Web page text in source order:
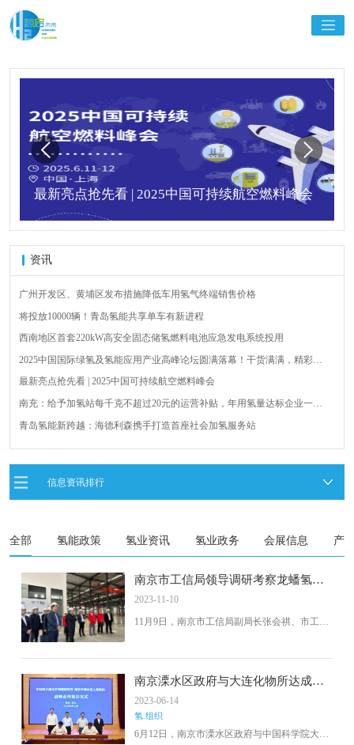
最新亮点抢先看 | 2025中国可持续航空燃料峰会
资讯
广州开发区、黄埔区发布措施降低车用氢气终端销售价格
将投放10000辆！青岛氢能共享单车有新进程
西南地区首套220kW高安全固态储氢燃料电池应急发电系统投用
2025中国国际绿氢及氢能应用产业高峰论坛圆满落幕！干货满满，精彩瞬
间不容错过！
最新亮点抢先看 | 2025中国可持续航空燃料峰会
南充：给予加氢站每千克不超过20元的运营补贴，年用氢量达标企业一次
青岛氢能新跨越：海德利森携手打造首座社会加氢服务站
全球首台套！240吨氢能矿用刚性自卸车联合开发协议签署暨项目阶段开发
荷兰氢能产业联盟到访天德工业装备，与市区相关领导就威海文登区氢能
信息资讯排行
全部 氢能政策 氢业资讯 氢业政务 会展信息 产
南京市工信局领导调研考察龙蟠氢能
项目
2023-11-10
11月9日，南京市工信局副局长张会祺、市工信
南京溧水区政府与大连化物所达成战
略合作，推进氢能产业高质量发展
2023-06-14
氢.组织
6月12日，南京市溧水区政府与中国科学院大连